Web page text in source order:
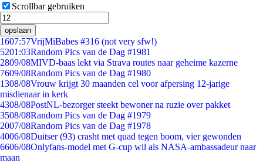
Scrollbar gebruiken
opslaan
1607:57VrijMiBabes #316 (not very sfw!)
5201:03Random Pics van de Dag #1981
2809/08MIVD-baas lekt via Strava routes naar geheime kazerne
7609/08Random Pics van de Dag #1980
1308/08Vrouw krijgt 30 maanden cel voor afpersing 12-jarige
misdienaar in kerk
4308/08PostNL-bezorger steekt bewoner na ruzie over pakket
3508/08Random Pics van de Dag #1979
2007/08Random Pics van de Dag #1978
4006/08Duitser (93) crasht met quad tegen boom, vier gewonden
6606/08Onlyfans-model met G-cup wil als NASA-ambassadeur naar
maan